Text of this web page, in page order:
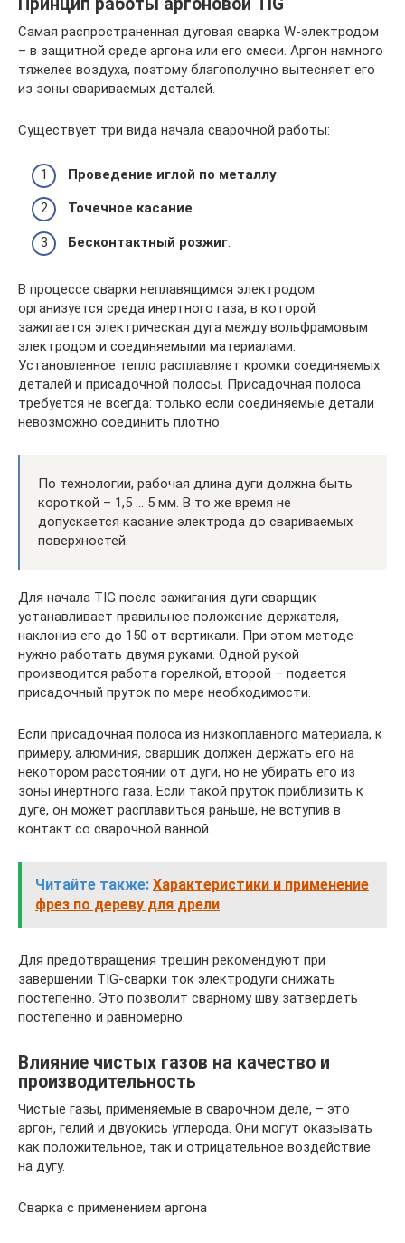
Принцип работы аргоновой TIG
Самая распространенная дуговая сварка W-электродом
– в защитной среде аргона или его смеси. Аргон намного
тяжелее воздуха, поэтому благополучно вытесняет его
из зоны свариваемых деталей.
Существует три вида начала сварочной работы:
Проведение иглой по металлу
Точечное касание.
Бесконтактный розжиг
В процессе сварки неплавящимся электродом
организуется среда инертного газа, в которой
зажигается электрическая дуга между вольфрамовым
электродом и соединяемыми материалами.
Установленное тепло расплавляет кромки соединяемых
деталей и присадочной полосы. Присадочная полоса
требуется не всегда: только если соединяемые детали
невозможно соединить плотно.
По технологии, рабочая длина дуги должна быть
короткой – 1,5 … 5 мм. В то же время не
допускается касание электрода до свариваемых
поверхностей.
Для начала TIG после зажигания дуги сварщик
устанавливает правильное положение держателя,
наклонив его до 150 от вертикали. При этом методе
нужно работать двумя руками. Одной рукой
производится работа горелкой, второй – подается
присадочный пруток по мере необходимости.
Если присадочная полоса из низкоплавного материала, к
примеру, алюминия, сварщик должен держать его на
некотором расстоянии от дуги, но не убирать его из
зоны инертного газа. Если такой пруток приблизить к
дуге, он может расплавиться раньше, не вступив в
контакт со сварочной ванной.
Читайте также: Характеристики и применение
фрез по дереву для дрели
Для предотвращения трещин рекомендуют при
завершении TIG-сварки ток электродуги снижать
постепенно. Это позволит сварному шву затвердеть
постепенно и равномерно.
Влияние чистых газов на качество и
производительность
Чистые газы, применяемые в сварочном деле, – это
аргон, гелий и двуокись углерода. Они могут оказывать
как положительное, так и отрицательное воздействие
на дугу.
Сварка с применением аргона